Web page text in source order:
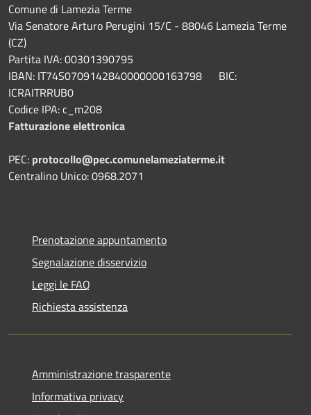
Comune di Lamezia Terme
Via Senatore Arturo Perugini 15/C - 88046 Lamezia Terme
(CZ)
Partita IVA: 00301390795
IBAN: IT74S0709142840000000163798 BIC:
ICRAITRRUB0
Codice IPA: c_m208
Fatturazione elettronica
PEC: protocollo@pec.comunelameziaterme.it
Centralino Unico: 0968.2071
Prenotazione appuntamento
Segnalazione disservizio
Leggi le FAQ
Richiesta assistenza
Amministrazione trasparente
Informativa privacy